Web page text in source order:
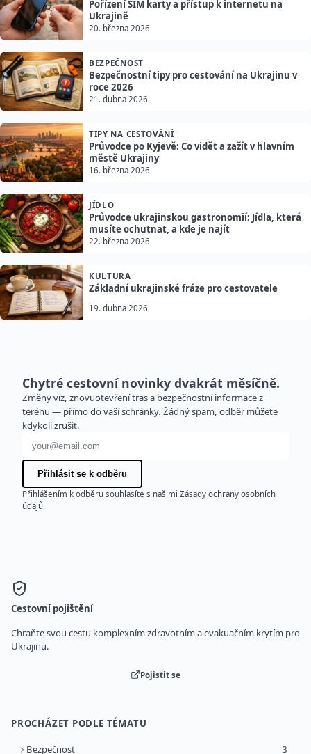
Pořízení SIM karty a přístup k internetu na
Ukrajině
20. března 2026
BEZPEČNOST
Bezpečnostní tipy pro cestování na Ukrajinu v
roce 2026
21. dubna 2026
TIPY NA CESTOVÁNÍ
Průvodce po Kyjevě: Co vidět a zažít v hlavním
městě Ukrajiny
16. března 2026
JÍDLO
Průvodce ukrajinskou gastronomií: Jídla, která
musíte ochutnat, a kde je najít
22. března 2026
KULTURA
Základní ukrajinské fráze pro cestovatele
19. dubna 2026
Chytré cestovní novinky dvakrát měsíčně.
Změny víz, znovuotevření tras a bezpečnostní informace z
terénu — přímo do vaší schránky. Žádný spam, odběr můžete
kdykoli zrušit.
E-mailová adresa
Přihlásit se k odběru
Přihlášením k odběru souhlasíte s našimi Zásady ochrany osobních
údajů.
Cestovní pojištění
Chraňte svou cestu komplexním zdravotním a evakuačním krytím pro
Ukrajinu.
Pojistit se
PROCHÁZET PODLE TÉMATU
Bezpečnost 3